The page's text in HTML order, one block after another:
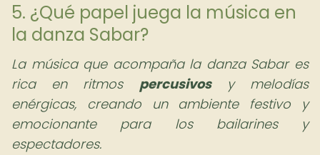
5. ¿Qué papel juega la música en
la danza Sabar?
La música que acompaña la danza Sabar es
rica en ritmos percusivosy melodías
enérgicas, creando un ambiente festivo y
emocionante para los bailarines y
espectadores.